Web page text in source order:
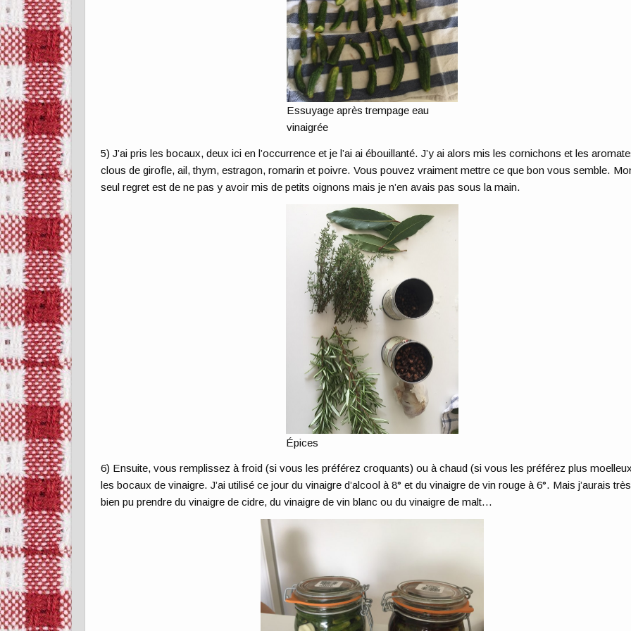
Essuyage après trempage eau
vinaigrée
5) J’ai pris les bocaux, deux ici en l’occurrence et je l’ai ai ébouillanté. J’y ai alors mis les cornichons et les
clous de girofle, ail, thym, estragon, romarin et poivre. Vous pouvez vraiment mettre ce que bon vous semble.
seul regret est de ne pas y avoir mis de petits oignons mais je n’en avais pas sous la main.
Épices
6) Ensuite, vous remplissez à froid (si vous les préférez croquants) ou à chaud (si vous les préférez plus
les bocaux de vinaigre. J’ai utilisé ce jour du vinaigre d’alcool à 8° et du vinaigre de vin rouge à 6°. Mais j’aurais très
bien pu prendre du vinaigre de cidre, du vinaigre de vin blanc ou du vinaigre de malt…